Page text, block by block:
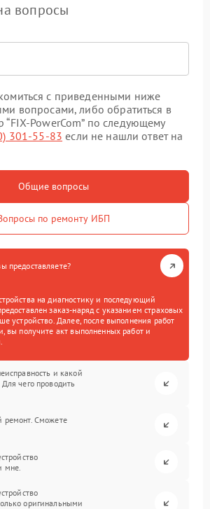
вопросы
с приведенными ниже
вопросами, либо обратиться в
“FIX-PowerCom” по следующему
301-55-83 если не нашли ответ на
Общие вопросы
по ремонту ИБП
предоставляете?
на диагностику и последующий
заказ-наряд с указанием страховых
устройство. Далее, после выполнения работ
вы получите акт выполненных работ и
и какой
чего проводить
ремонт. Сможете
мне.
оригинальными